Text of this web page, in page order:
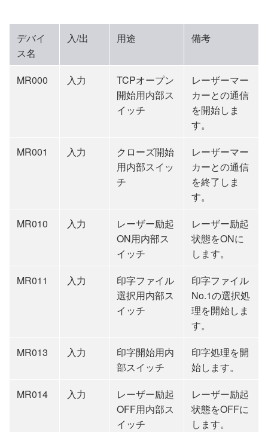
デバイ
ス名
入/出 用途 備考
MR000 入力
TCPオープン
開始用内部ス
イッチ
レーザーマー
カーとの通信
を開始しま
す。
MR001
入力
クローズ開始
用内部スイッ
チ
レーザーマー
カーとの通信
を終了しま
す。
MR010
入力
レーザー励起
ON用内部ス
イッチ
レーザー励起
状態をONに
します。
MR011
入力
印字ファイル
選択用内部ス
イッチ
印字ファイル
No.1の選択処
理を開始しま
す。
MR013
入力
印字開始用内
部スイッチ
印字処理を開
始します。
MR014
入力
レーザー励起
OFF用内部ス
イッチ
レーザー励起
状態をOFFに
します。